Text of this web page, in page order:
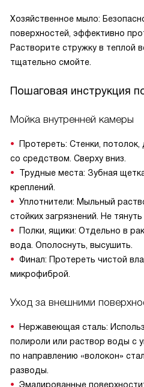
Хозяйственное мыло:
поверхностей, эффективно
Растворите стружку в теплой
тщательно смойте.
Пошаговая инструкция
Мойка внутренней камеры
Протереть: Стенки,
со средством. Сверху вниз.
Трудные места: Зубная
креплений.
Уплотнители: Мыльный
стойких загрязнений. Не тянуть
Полки, ящики: Отдельно в
вода. Ополоснуть, высушить.
Финал: Протереть чистой
микрофиброй.
Уход за внешними
Нержавеющая сталь:
полироли или раствор воды с
по направлению «волокон»
разводы.
Эмалированные